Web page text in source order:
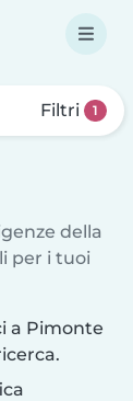
Filtri 1
della
per i tuoi
a Pimonte